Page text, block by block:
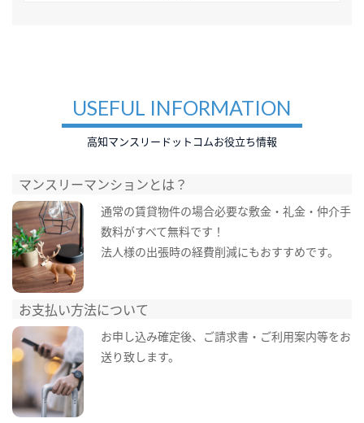
USEFUL INFORMATION
高知マンスリードットコムお役立ち情報
マンスリーマンションとは？
通常の賃貸物件の場合必要な敷金・礼金・仲介手
数料がすべて無料です！
法人様の出張時の経費削減にもおすすめです。
お支払い方法について
お申し込み確定後、ご請求書・ご利用案内等をお
送り致します。